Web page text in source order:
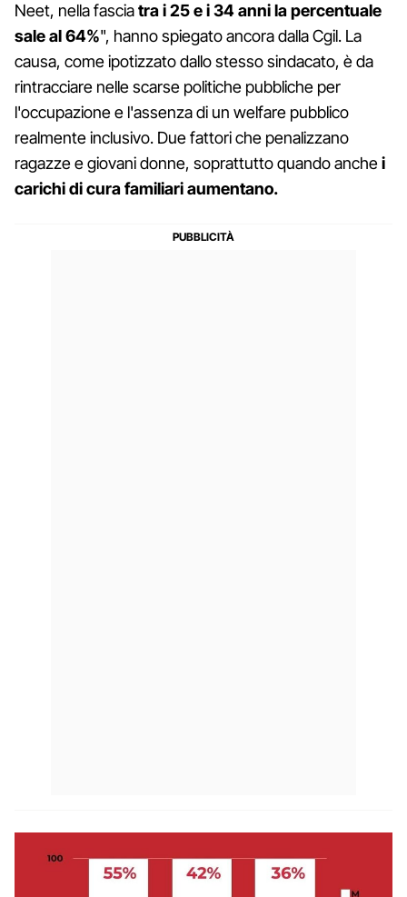
Neet, nella fasciatra i 25 e i 34 anni la percentuale
sale al 64%", hanno spiegato ancora dalla Cgil. La
causa, come ipotizzato dallo stesso sindacato, è da
rintracciare nelle scarse politiche pubbliche per
l'occupazione e l'assenza di un welfare pubblico
realmente inclusivo. Due fattori che penalizzano
ragazze e giovani donne, soprattutto quando anchei
carichi di cura familiari aumentano.